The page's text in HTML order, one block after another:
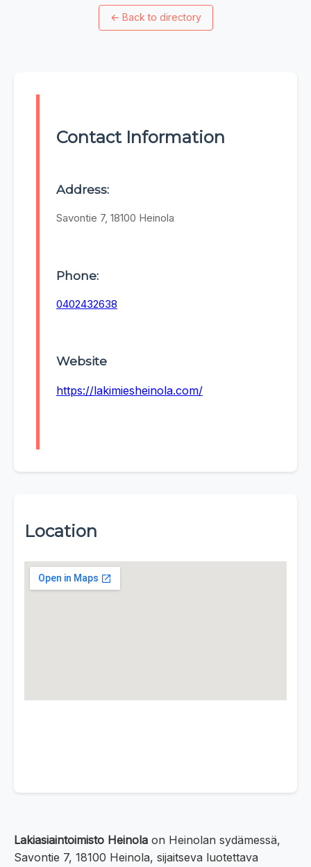
← Back to directory
Contact Information
Address:
Savontie 7, 18100 Heinola
Phone:
0402432638
Website
https://lakimiesheinola.com/
Location
Lakiasiaintoimisto Heinola on Heinolan sydämessä,
Savontie 7, 18100 Heinola, sijaitseva luotettava